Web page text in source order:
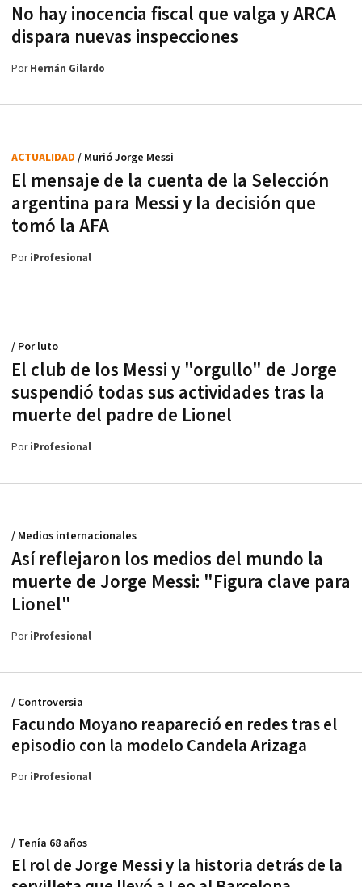
No hay inocencia fiscal que valga y ARCA
dispara nuevas inspecciones
PorHernán Gilardo
El mensaje de la cuenta de la Selección
argentina para Messi y la decisión que
tomó la AFA
ACTUALIDAD / Murió Jorge Messi
PoriProfesional
El club de los Messi y "orgullo" de Jorge
suspendió todas sus actividades tras la
muerte del padre de Lionel
/ Por luto
PoriProfesional
Así reflejaron los medios del mundo la
muerte de Jorge Messi: "Figura clave para
Lionel"
/ Medios internacionales
PoriProfesional
Facundo Moyano reapareció en redes tras el
episodio con la modelo Candela Arizaga
/ Controversia
PoriProfesional
El rol de Jorge Messi y la historia detrás de la
/ Tenía 68 años